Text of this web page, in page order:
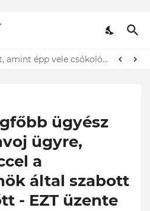
Lefotózták Oláh Ibolyát, amint épp vele csókolózik - EZT nem hiszed el, kinek a karjában kötött ki...ÍME
ügyész
ügyre,
a
által szabott
- EZT üzente